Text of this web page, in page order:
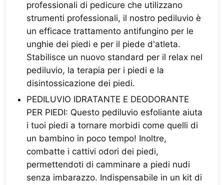
professionali di pedicure che utilizzano
strumenti professionali, il nostro pediluvio è
un efficace trattamento antifungino per le
unghie dei piedi e per il piede d'atleta.
Stabilisce un nuovo standard per il relax nel
pediluvio, la terapia per i piedi e la
disintossicazione dei piedi.
PEDILUVIO IDRATANTE E DEODORANTE
PER PIEDI: Questo pediluvio esfoliante aiuta
i tuoi piedi a tornare morbidi come quelli di
un bambino in poco tempo! Inoltre,
combatte i cattivi odori dei piedi,
permettendoti di camminare a piedi nudi
senza imbarazzo. Indispensabile in un kit di